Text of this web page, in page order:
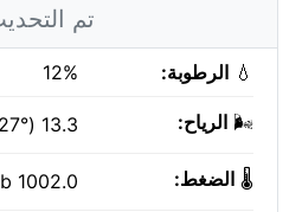
تم التحديث في
💧 الرطوبة: 12%
🌬️ الرياح: 13.3 kph (127°)
🌡️ الضغط: 1002.0 mb